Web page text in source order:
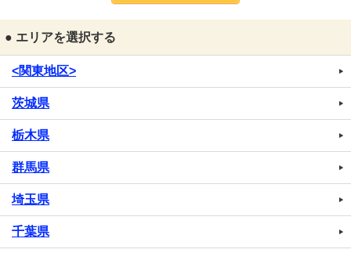
● エリアを選択する
<関東地区>
茨城県
栃木県
群馬県
埼玉県
千葉県